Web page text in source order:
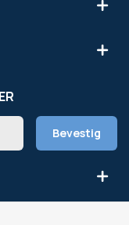
Bevestig